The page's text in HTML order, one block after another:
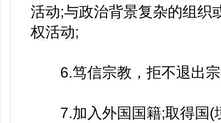
活动;与政治背景复杂的组织
权活动;
6.笃信宗教，拒不退出宗
7.加入外国国籍;取得国(